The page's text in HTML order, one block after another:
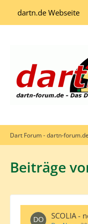
dartn.de Webseite
Dart Forum - dartn-
Beiträge
SCOLIA -